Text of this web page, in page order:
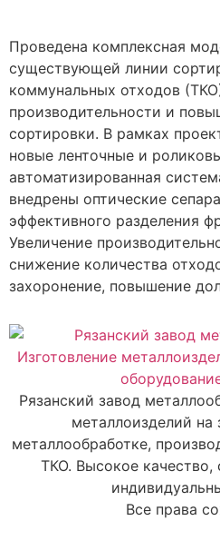
Проведена комплексная
существующей линии
коммунальных отходов
производительности и
сортировки. В рамках
новые ленточные и
автоматизированная
внедрены оптические
эффективного разделения
Увеличение
снижение количества
захоронение, повышение
Рязанский завод
металлоизделий на
металлообработке,
ТКО. Высокое качество,
Все права